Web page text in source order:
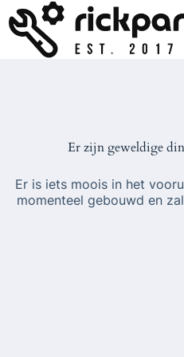
naar
de
inhoud
Er zijn geweldige
Er is iets moois in het
momenteel gebouwd en